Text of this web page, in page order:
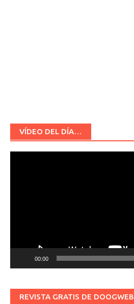
VÍDEO DEL DÍA…
00:00
REVISTA GRATIS DE DOOGWEB